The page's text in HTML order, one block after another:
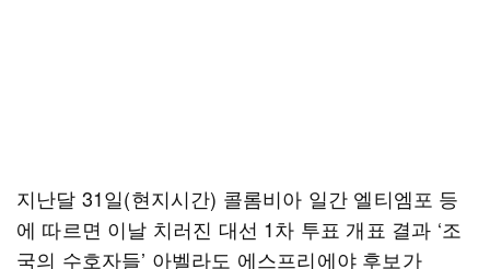
지난달 31일(현지시간) 콜롬비아 일간 엘티엠포 등
에 따르면 이날 치러진 대선 1차 투표 개표 결과 ‘조
국의 수호자들’ 아벨라도 에스프리에야 후보가